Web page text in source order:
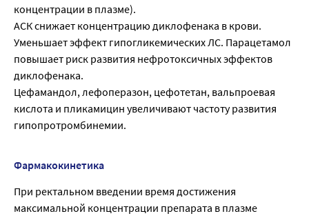
концентрации в плазме).
АСК снижает концентрацию диклофенака в крови.
Уменьшает эффект гипогликемических ЛС. Парацетамол
повышает риск развития нефротоксичных эффектов
диклофенака.
Цефамандол, лефоперазон, цефотетан, вальпроевая
кислота и пликамицин увеличивают частоту развития
гипопротромбинемии.
Фармакокинетика
При ректальном введении время достижения
максимальной концентрации препарата в плазме